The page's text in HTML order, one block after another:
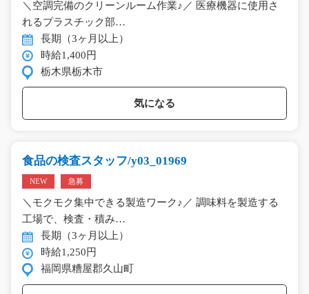
＼空調完備のクリーンルーム作業♪／ 医療機器に使用さ
れるプラスチック部…
長期（3ヶ月以上）
時給1,400円
栃木県栃木市
気になる
食品の検査スタッフ/y03_01969
NEW 急募
＼モクモク集中できる製造ワーク♪／ 調味料を製造する
工場で、検査・積み…
長期（3ヶ月以上）
時給1,250円
福岡県糟屋郡久山町